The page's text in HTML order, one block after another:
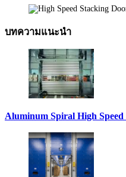
บทความแนะนำ
Aluminum Spiral High